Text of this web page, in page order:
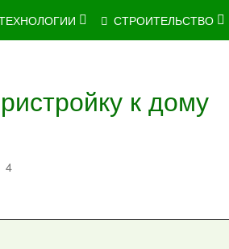
СТРОИТЕЛЬСТВО
к дому
4